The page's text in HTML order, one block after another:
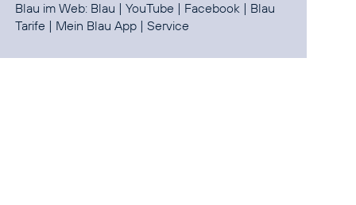
Blau im Web: Blau |YouTube | Facebook | Blau
Tarife | Mein Blau App |Service